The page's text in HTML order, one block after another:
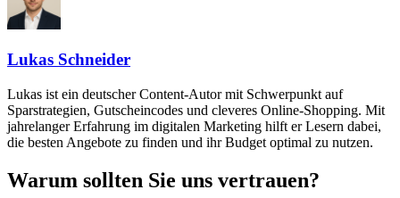
Lukas Schneider
Lukas ist ein deutscher Content-Autor mit Schwerpunkt auf
Sparstrategien, Gutscheincodes und cleveres Online-Shopping. Mit
jahrelanger Erfahrung im digitalen Marketing hilft er Lesern dabei,
die besten Angebote zu finden und ihr Budget optimal zu nutzen.
Warum sollten Sie uns vertrauen?